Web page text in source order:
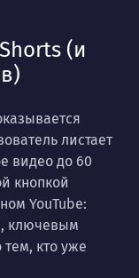
(и
листает
видео до 60
кнопкой
YouTube:
ключевым
кто уже